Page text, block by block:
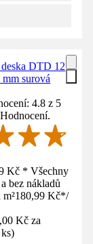
DTD 12
surová
4.8 z 5
Kč * Všechny
bez nákladů
m²180,99 Kč*/
Kč za
ks)